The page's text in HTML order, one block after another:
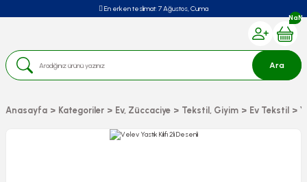
En erken teslimat: 7 Ağustos, Cuma
Ara
NaN
Anasayfa Kategoriler Ev, Züccaciye Tekstil, Giyim Ev Tekstil